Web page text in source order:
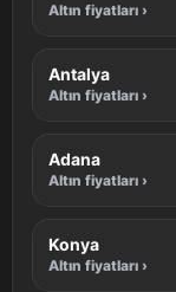
Altın fiyatları ›
Antalya
Altın fiyatları ›
Adana
Altın fiyatları ›
Konya
Altın fiyatları ›